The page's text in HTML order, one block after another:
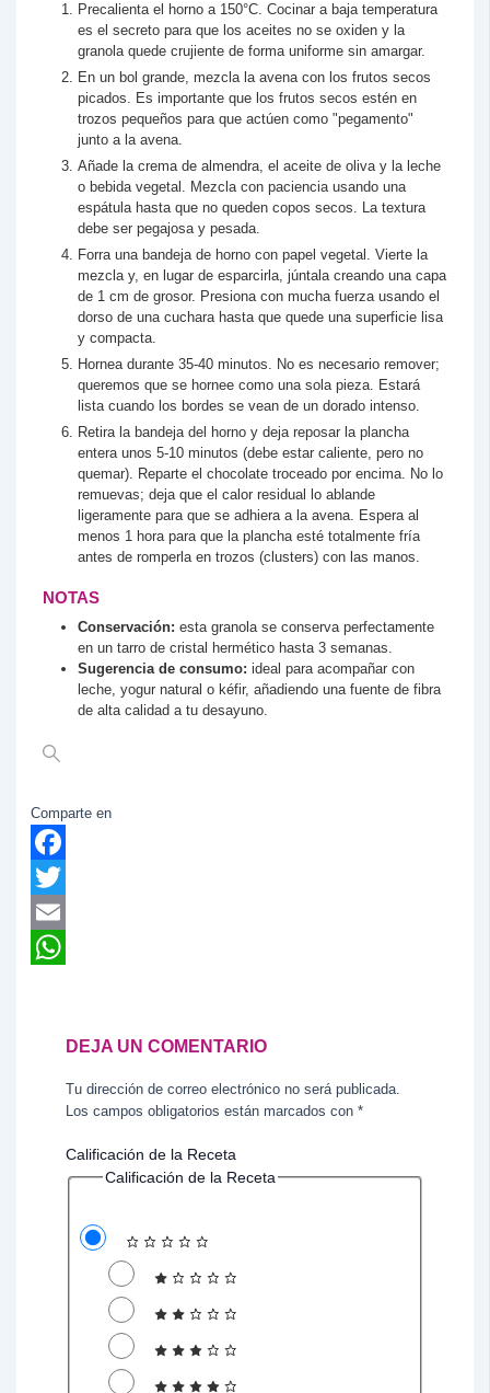
Precalienta el horno a 150°C. Cocinar a baja temperatura
es el secreto para que los aceites no se oxiden y la
granola quede crujiente de forma uniforme sin amargar.
En un bol grande, mezcla la avena con los frutos secos
picados. Es importante que los frutos secos estén en
trozos pequeños para que actúen como "pegamento"
junto a la avena.
Añade la crema de almendra, el aceite de oliva y la leche
o bebida vegetal. Mezcla con paciencia usando una
espátula hasta que no queden copos secos. La textura
debe ser pegajosa y pesada.
Forra una bandeja de horno con papel vegetal. Vierte la
mezcla y, en lugar de esparcirla, júntala creando una capa
de 1 cm de grosor. Presiona con mucha fuerza usando el
dorso de una cuchara hasta que quede una superficie lisa
y compacta.
Hornea durante 35-40 minutos. No es necesario remover;
queremos que se hornee como una sola pieza. Estará
lista cuando los bordes se vean de un dorado intenso.
Retira la bandeja del horno y deja reposar la plancha
entera unos 5-10 minutos (debe estar caliente, pero no
quemar). Reparte el chocolate troceado por encima. No lo
remuevas; deja que el calor residual lo ablande
ligeramente para que se adhiera a la avena. Espera al
menos 1 hora para que la plancha esté totalmente fría
antes de romperla en trozos (clusters) con las manos.
NOTAS
Conservación: esta granola se conserva perfectamente
en un tarro de cristal hermético hasta 3 semanas.
Sugerencia de consumo: ideal para acompañar con
leche, yogur natural o kéfir, añadiendo una fuente de fibra
de alta calidad a tu desayuno.
Comparte en
Facebook
Twitter
Email
DEJA UN COMENTARIO
Tu dirección de correo electrónico no será publicada.
Los campos obligatorios están marcados con *
Calificación de la Receta
Calificación de la Receta